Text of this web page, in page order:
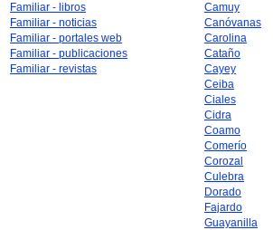
Familiar - libros
Familiar - noticias
Familiar - portales web
Familiar - publicaciones
Familiar - revistas
Camuy
Canóvanas
Carolina
Cataño
Cayey
Ceiba
Ciales
Cidra
Coamo
Comerío
Corozal
Culebra
Dorado
Fajardo
Guayanilla